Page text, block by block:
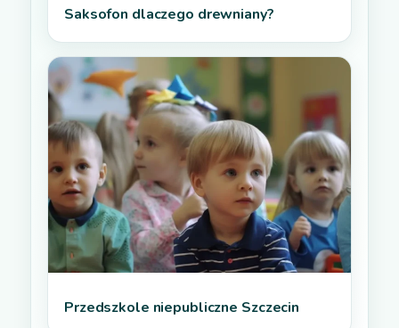
Saksofon dlaczego drewniany?
Przedszkole niepubliczne Szczecin